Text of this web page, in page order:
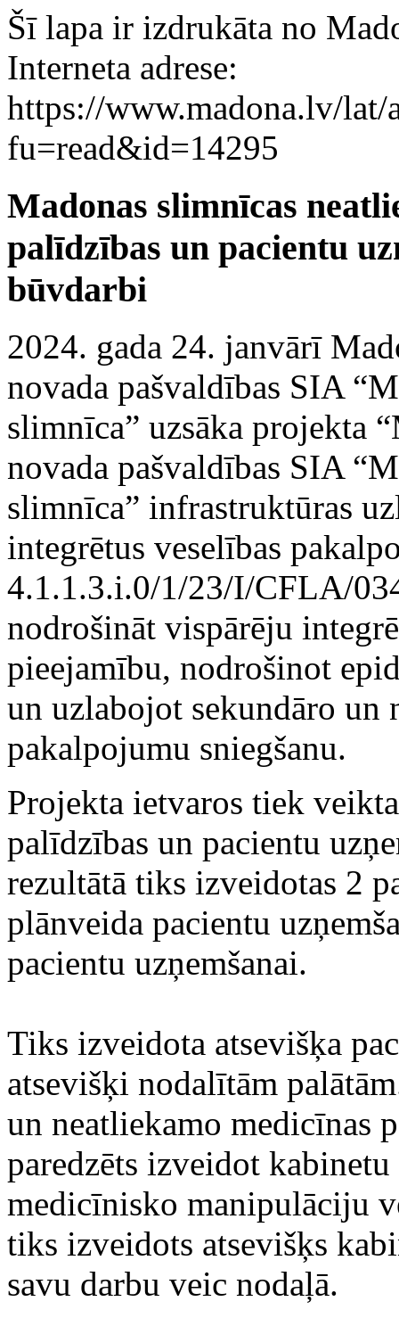
Šī lapa ir izdrukāta no
Interneta adrese:
https://www.madona.lv/lat/
fu=read&id=14295
Madonas slimnīcas
palīdzības un pacientu
būvdarbi
2024. gada 24. janvārī
novada pašvaldības SIA
slimnīca” uzsāka projekta
novada pašvaldības SIA
slimnīca” infrastruktūras
integrētus veselības
4.1.1.3.i.0/1/23/I/CFLA/
nodrošināt vispārēju
pieejamību, nodrošinot
un uzlabojot sekundāro un
pakalpojumu sniegšanu.
Projekta ietvaros tiek
palīdzības un pacientu
rezultātā tiks izveidotas 2
plānveida pacientu
pacientu uzņemšanai.
Tiks izveidota atsevišķa
atsevišķi nodalītām
un neatliekamo medicīnas
paredzēts izveidot
medicīnisko manipulāciju
tiks izveidots atsevišķs
savu darbu veic nodaļā.